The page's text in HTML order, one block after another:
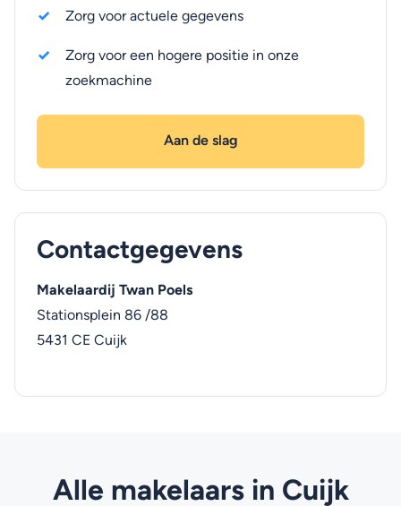
Zorg voor actuele gegevens
Zorg voor een hogere positie in onze
zoekmachine
Aan de slag
Contactgegevens
Makelaardij Twan Poels
Stationsplein 86 /88
5431 CE Cuijk
Alle makelaars in Cuijk